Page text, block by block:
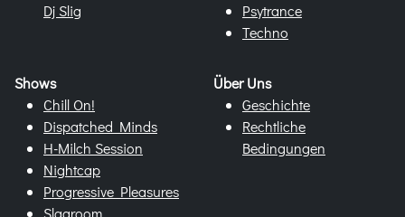
Dj Slig
Psytrance
Techno
Shows
Chill On!
Dispatched Minds
H-Milch Session
Nightcap
Progressive Pleasures
Über Uns
Geschichte
Rechtliche
Bedingungen